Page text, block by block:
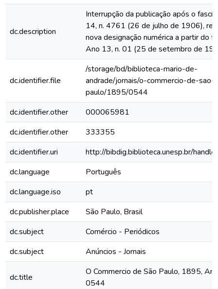
dc.description
Interrupção da publicação após o
14, n. 4761 (26 de julho de 1906),
nova designação numérica a partir do
Ano 13, n. 01 (25 de setembro de
dc.identifier.file
/storage/bd/biblioteca-mario-de-
andrade/jornais/o-commercio-de-sao-
paulo/1895/0544
dc.identifier.other
000065981
dc.identifier.other
333355
dc.identifier.uri
http://bibdig.biblioteca.unesp.br/
dc.language
Português
dc.language.iso
pt
dc.publisher.place
São Paulo, Brasil
dc.subject
Comércio - Periódicos
dc.subject
Anúncios - Jornais
dc.title
O Commercio de São Paulo, 1895,
0544